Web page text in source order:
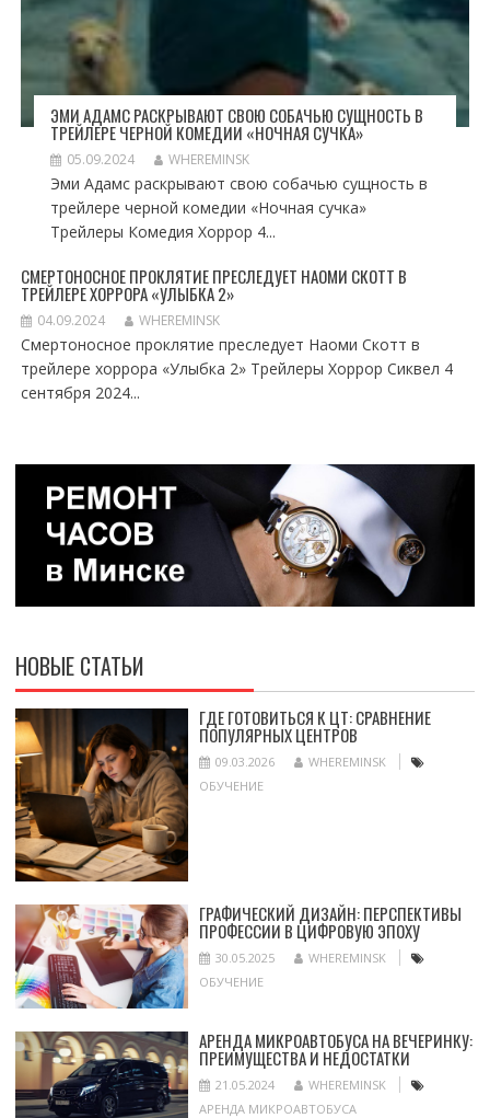
ЭМИ АДАМС РАСКРЫВАЮТ СВОЮ СОБАЧЬЮ СУЩНОСТЬ В
ТРЕЙЛЕРЕ ЧЕРНОЙ КОМЕДИИ «НОЧНАЯ СУЧКА»
05.09.2024 WHEREMINSK
Эми Адамс раскрывают свою собачью сущность в
трейлере черной комедии «Ночная сучка»
Трейлеры Комедия Хоррор 4...
СМЕРТОНОСНОЕ ПРОКЛЯТИЕ ПРЕСЛЕДУЕТ НАОМИ СКОТТ В
ТРЕЙЛЕРЕ ХОРРОРА «УЛЫБКА 2»
04.09.2024 WHEREMINSK
Смертоносное проклятие преследует Наоми Скотт в
трейлере хоррора «Улыбка 2» Трейлеры Хоррор Сиквел 4
сентября 2024...
НОВЫЕ СТАТЬИ
ГДЕ ГОТОВИТЬСЯ К ЦТ: СРАВНЕНИЕ
ПОПУЛЯРНЫХ ЦЕНТРОВ
09.03.2026
WHEREMINSK
ОБУЧЕНИЕ
ГРАФИЧЕСКИЙ ДИЗАЙН: ПЕРСПЕКТИВЫ
ПРОФЕССИИ В ЦИФРОВУЮ ЭПОХУ
30.05.2025
WHEREMINSK
ОБУЧЕНИЕ
АРЕНДА МИКРОАВТОБУСА НА ВЕЧЕРИНКУ:
ПРЕИМУЩЕСТВА И НЕДОСТАТКИ
21.05.2024
WHEREMINSK
АРЕНДА МИКРОАВТОБУСА